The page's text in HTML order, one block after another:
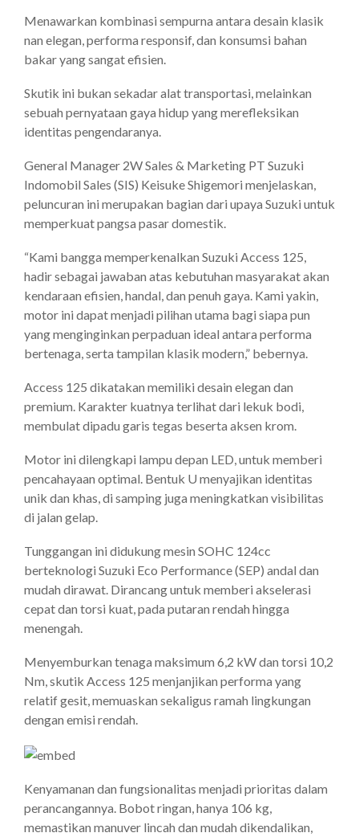
Menawarkan kombinasi sempurna antara desain klasik
nan elegan, performa responsif, dan konsumsi bahan
bakar yang sangat efisien.
Skutik ini bukan sekadar alat transportasi, melainkan
sebuah pernyataan gaya hidup yang merefleksikan
identitas pengendaranya.
General Manager 2W Sales & Marketing PT Suzuki
Indomobil Sales (SIS) Keisuke Shigemori menjelaskan,
peluncuran ini merupakan bagian dari upaya Suzuki untuk
memperkuat pangsa pasar domestik.
“Kami bangga memperkenalkan Suzuki Access 125,
hadir sebagai jawaban atas kebutuhan masyarakat akan
kendaraan efisien, handal, dan penuh gaya. Kami yakin,
motor ini dapat menjadi pilihan utama bagi siapa pun
yang menginginkan perpaduan ideal antara performa
bertenaga, serta tampilan klasik modern,” bebernya.
Access 125 dikatakan memiliki desain elegan dan
premium. Karakter kuatnya terlihat dari lekuk bodi,
membulat dipadu garis tegas beserta aksen krom.
Motor ini dilengkapi lampu depan LED, untuk memberi
pencahayaan optimal. Bentuk U menyajikan identitas
unik dan khas, di samping juga meningkatkan visibilitas
di jalan gelap.
Tunggangan ini didukung mesin SOHC 124cc
berteknologi Suzuki Eco Performance (SEP) andal dan
mudah dirawat. Dirancang untuk memberi akselerasi
cepat dan torsi kuat, pada putaran rendah hingga
menengah.
Menyemburkan tenaga maksimum 6,2 kW dan torsi 10,2
Nm, skutik Access 125 menjanjikan performa yang
relatif gesit, memuaskan sekaligus ramah lingkungan
dengan emisi rendah.
Kenyamanan dan fungsionalitas menjadi prioritas dalam
perancangannya. Bobot ringan, hanya 106 kg,
memastikan manuver lincah dan mudah dikendalikan,